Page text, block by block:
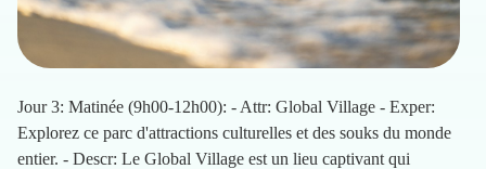
Jour 3: Matinée (9h00-12h00): - Attr: Global Village - Exper:
Explorez ce parc d'attractions culturelles et des souks du monde
entier. - Descr: Le Global Village est un lieu captivant qui